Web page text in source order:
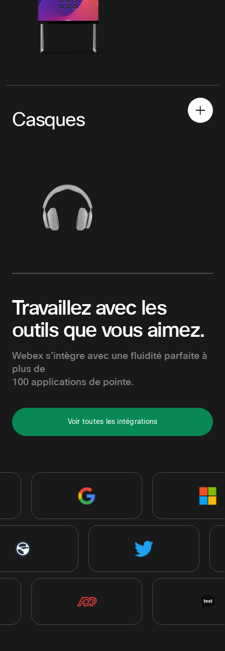
à des appareils intelligents.
Explorer les appareils Room
Casques
Travaillez avec les
outils que vous aimez.
Webex s’intègre avec une fluidité parfaite à
plus de
100 applications de pointe.
Voir toutes les intégrations